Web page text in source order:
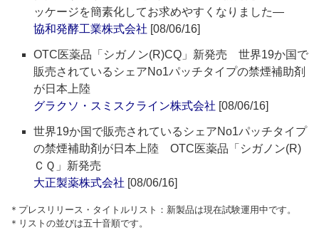
ッケージを簡素化してお求めやすくなりました―
協和発酵工業株式会社 [08/06/16]
OTC医薬品「シガノン(R)CQ」新発売 世界19か国で
販売されているシェアNo1パッチタイプの禁煙補助剤
が日本上陸
グラクソ・スミスクライン株式会社 [08/06/16]
世界19か国で販売されているシェアNo1パッチタイプ
の禁煙補助剤が日本上陸 OTC医薬品「シガノン(R)
ＣＱ」新発売
大正製薬株式会社 [08/06/16]
＊プレスリリース・タイトルリスト：新製品は現在試験運用中です。
＊リストの並びは五十音順です。